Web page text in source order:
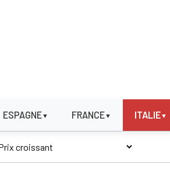
ESPAGNE▼ FRANCE▼ ITALIE▼